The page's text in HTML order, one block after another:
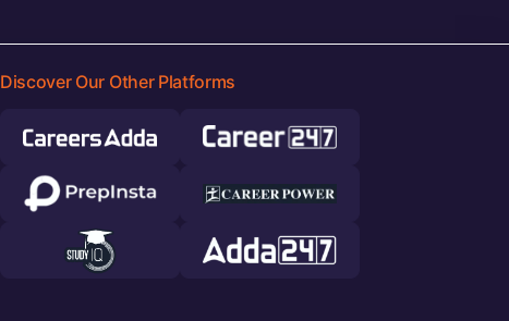
Discover Our Other Platforms